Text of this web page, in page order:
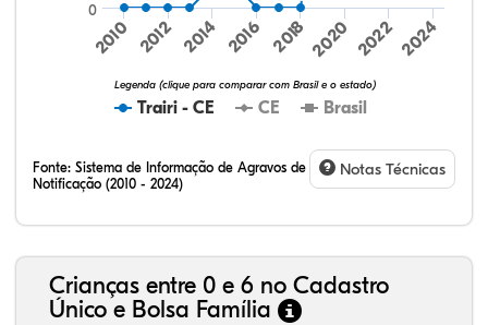
Trairi - CE CE Brasil
Legenda (clique para comparar com Brasil e o estado)
2010 2012 2014 2016 2018 2020 2022 2024
0
Fonte: Sistema de Informação de Agravos de
Notificação (2010 - 2024)
Notas Técnicas
Crianças entre 0 e 6 no Cadastro
Único e Bolsa Família
10,68%
2,65%
0,33%
74,03%
0,39%
11,93%
32,57%
9,24%
0,46%
54,88%
1,27%
1,56%